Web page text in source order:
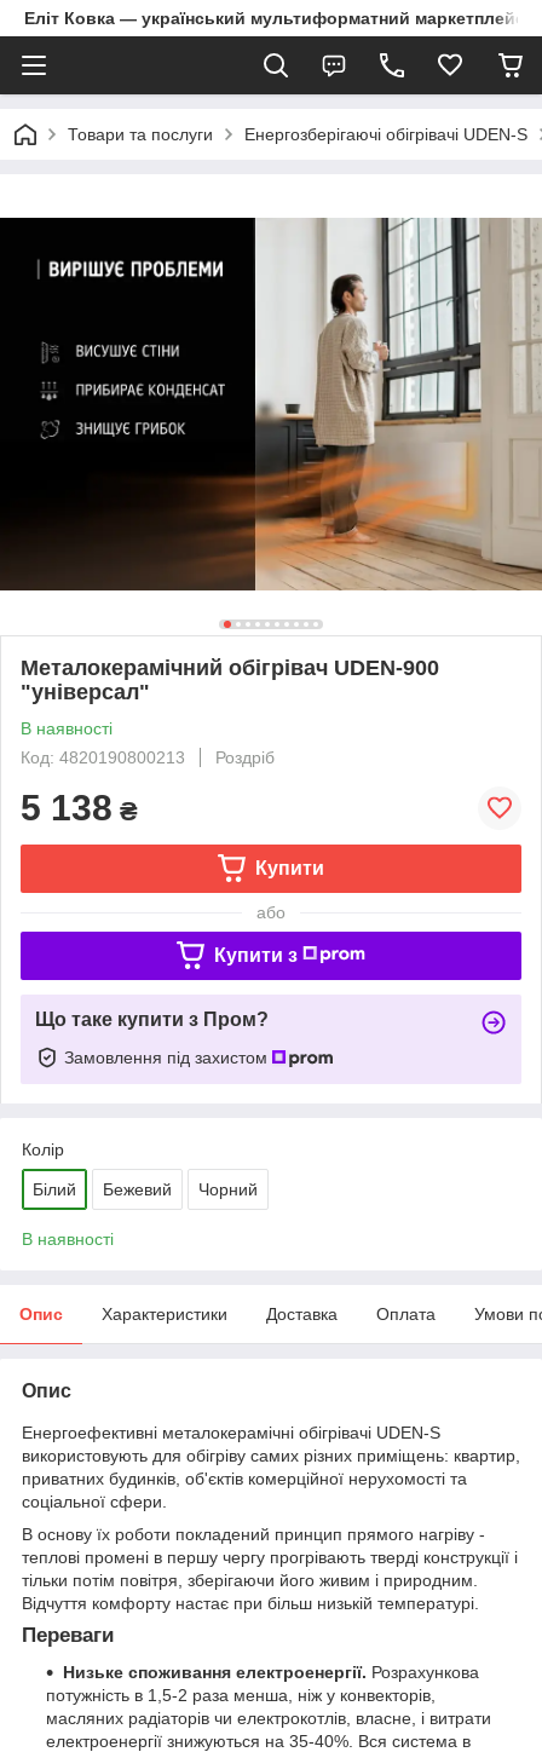
Еліт Ковка — український мультиформатний маркетплейс
Товари та послуги Енергозберігаючі обігрівачі UDEN-S
Металокерамічний обігрівач UDEN-900
"універсал"
В наявності
Код: 4820190800213
Роздріб
5 138 ₴
Купити
або
Купити з
Що таке купити з Пром?
Замовлення під захистом
Колір
Білий Бежевий Чорний
В наявності
Опис Характеристики Доставка Оплата Умови
Опис
Енергоефективні металокерамічні обігрівачі UDEN-S
використовують для обігріву самих різних приміщень: квартир,
приватних будинків, об'єктів комерційної нерухомості та
соціальної сфери.
В основу їх роботи покладений принцип прямого нагріву -
теплові промені в першу чергу прогрівають тверді конструкції і
тільки потім повітря, зберігаючи його живим і природним.
Відчуття комфорту настає при більш низькій температурі.
Переваги
Низьке споживання електроенергії. Розрахункова
потужність в 1,5-2 раза менша, ніж у конвекторів,
масляних радіаторів чи електрокотлів, власне, і витрати
електроенергії знижуються на 35-40%. Вся система в